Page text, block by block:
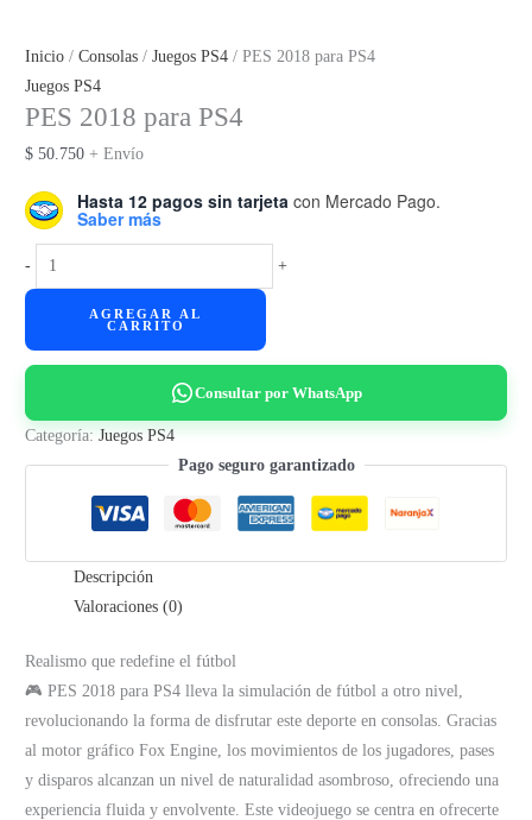
Inicio /Consolas /Juegos PS4 / PES 2018 para PS4
Juegos PS4
PES 2018 para PS4
$ 50.750 + Envío
Hasta 12 pagos sin tarjeta con Mercado Pago.
Saber más
-
PES
2018
+
AGREGAR AL
CARRITO
Consultar por WhatsApp
Categoría:Juegos PS4
Pago seguro garantizado
Descripción
Valoraciones (0)
Realismo que redefine el fútbol
🎮 PES 2018 para PS4 lleva la simulación de fútbol a otro nivel,
revolucionando la forma de disfrutar este deporte en consolas. Gracias
al motor gráfico Fox Engine, los movimientos de los jugadores, pases
y disparos alcanzan un nivel de naturalidad asombroso, ofreciendo una
experiencia fluida y envolvente. Este videojuego se centra en ofrecerte